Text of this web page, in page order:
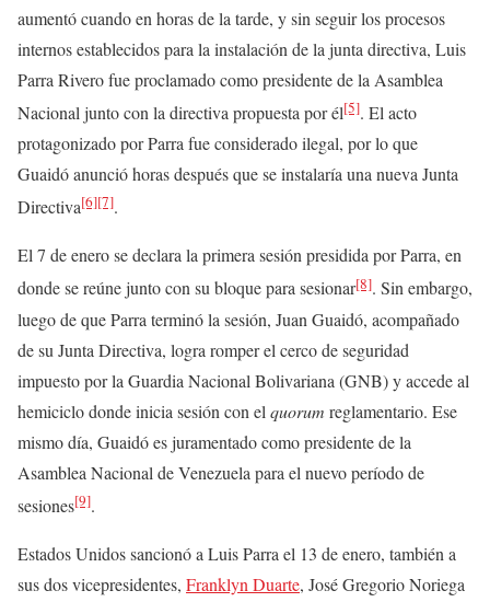
aumentó cuando en horas de la tarde, y sin seguir los procesos
internos establecidos para la instalación de la junta directiva, Luis
Parra Rivero fue proclamado como presidente de la Asamblea
Nacional junto con la directiva propuesta por él[5]. El acto
protagonizado por Parra fue considerado ilegal, por lo que
Guaidó anunció horas después que se instalaría una nueva Junta
Directiva[6][7].
El 7 de enero se declara la primera sesión presidida por Parra, en
donde se reúne junto con su bloque para sesionar[8]. Sin embargo,
luego de que Parra terminó la sesión, Juan Guaidó, acompañado
de su Junta Directiva, logra romper el cerco de seguridad
impuesto por la Guardia Nacional Bolivariana (GNB) y accede al
hemiciclo donde inicia sesión con el quorum reglamentario. Ese
mismo día, Guaidó es juramentado como presidente de la
Asamblea Nacional de Venezuela para el nuevo período de
sesiones[9].
Estados Unidos sancionó a Luis Parra el 13 de enero, también a
sus dos vicepresidentes, Franklyn Duarte, José Gregorio Noriega